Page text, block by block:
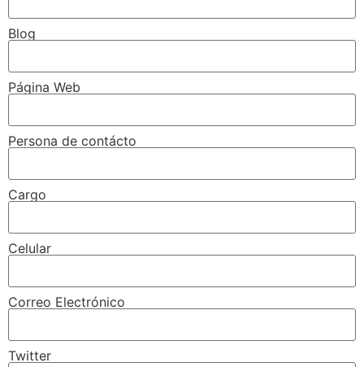
Blog
Página Web
Persona de contácto
Cargo
Celular
Correo Electrónico
Twitter